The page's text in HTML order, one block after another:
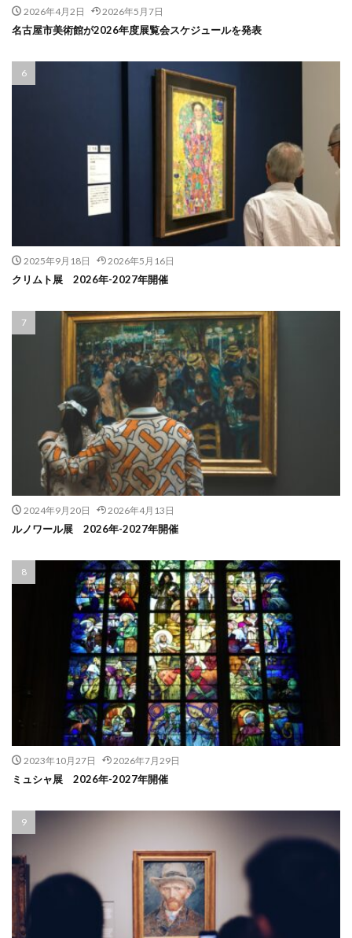
2026年4月2日 2026年5月7日
名古屋市美術館が2026年度展覧会スケジュールを発表
2025年9月18日 2026年5月16日
クリムト展 2026年-2027年開催
2024年9月20日 2026年4月13日
ルノワール展 2026年-2027年開催
2023年10月27日 2026年7月29日
ミュシャ展 2026年-2027年開催